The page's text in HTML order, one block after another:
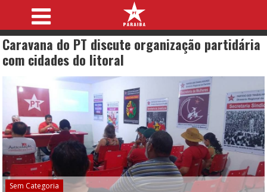
Caravana do PT discute organização partidária
com cidades do litoral
Sem Categoria